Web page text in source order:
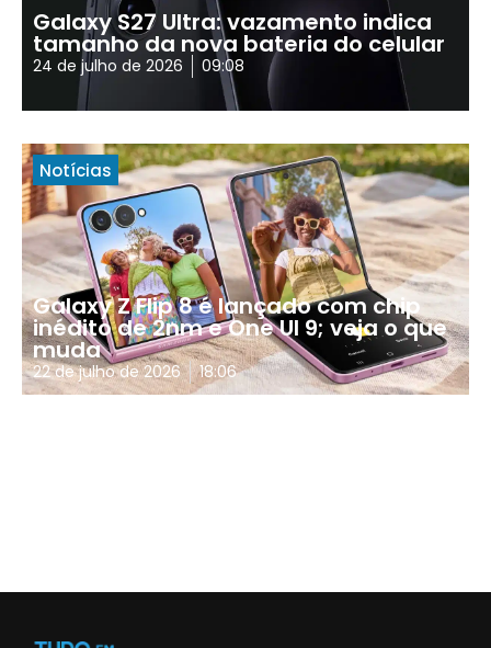
Galaxy S27 Ultra: vazamento indica
tamanho da nova bateria do celular
24 de julho de 2026 09:08
Notícias
Galaxy Z Flip 8 é lançado com chip
inédito de 2nm e One UI 9; veja o que
muda
22 de julho de 2026 18:06